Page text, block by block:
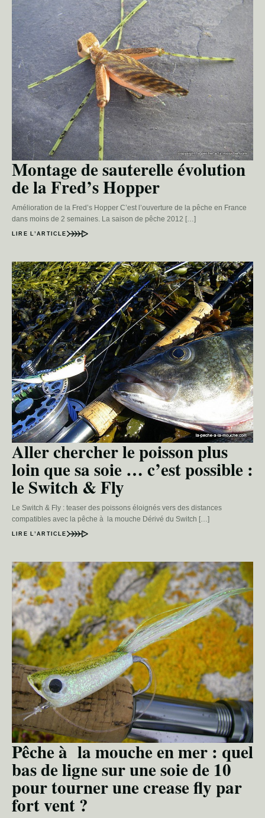
Montage de sauterelle évolution
de la Fred’s Hopper
Amélioration de la Fred’s Hopper C’est l’ouverture de la pêche en France
dans moins de 2 semaines. La saison de pêche 2012 […]
LIRE L’ARTICLE
Aller chercher le poisson plus
loin que sa soie … c’est possible :
le Switch & Fly
Le Switch & Fly : teaser des poissons éloignés vers des distances
compatibles avec la pêche à la mouche Dérivé du Switch […]
LIRE L’ARTICLE
Pêche à la mouche en mer : quel
bas de ligne sur une soie de 10
pour tourner une crease fly par
fort vent ?